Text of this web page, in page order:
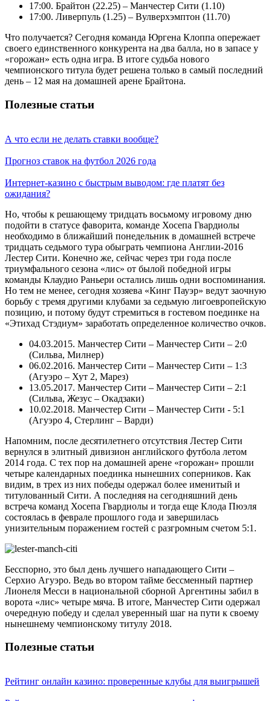
17:00. Брайтон (22.25) – Манчестер Сити (1.10)
17:00. Ливерпуль (1.25) – Вулверхэмптон (11.70)
Что получается? Сегодня команда Юргена Клоппа опережает
своего единственного конкурента на два балла, но в запасе у
«горожан» есть одна игра. В итоге судьба нового
чемпионского титула будет решена только в самый последний
день – 12 мая на домашней арене Брайтона.
Полезные статьи
А что если не делать ставки вообще?
Прогноз ставок на футбол 2026 года
Интернет-казино с быстрым выводом: где платят без
ожидания?
Но, чтобы к решающему тридцать восьмому игровому дню
подойти в статусе фаворита, команде Хосепа Гвардиолы
необходимо в ближайший понедельник в домашней встрече
тридцать седьмого тура обыграть чемпиона Англии-2016
Лестер Сити. Конечно же, сейчас через три года после
триумфального сезона «лис» от былой победной игры
команды Клаудио Раньери остались лишь одни воспоминания.
Но тем не менее, сегодня хозяева «Кинг Пауэр» ведут заочную
борьбу с тремя другими клубами за седьмую лигоевропейскую
позицию, и потому будут стремиться в гостевом поединке на
«Этихад Стэдиум» заработать определенное количество очков.
04.03.2015. Манчестер Сити – Манчестер Сити – 2:0
(Сильва, Милнер)
06.02.2016. Манчестер Сити – Манчестер Сити – 1:3
(Агуэро – Хут 2, Марез)
13.05.2017. Манчестер Сити – Манчестер Сити – 2:1
(Сильва, Жезус – Окадзаки)
10.02.2018. Манчестер Сити – Манчестер Сити - 5:1
(Агуэро 4, Стерлинг – Варди)
Напомним, после десятилетнего отсутствия Лестер Сити
вернулся в элитный дивизион английского футбола летом
2014 года. С тех пор на домашней арене «горожан» прошли
четыре календарных поединка нынешних соперников. Как
видим, в трех из них победы одержал более именитый и
титулованный Сити. А последняя на сегодняшний день
встреча команд Хосепа Гвардиолы и тогда еще Клода Пюэля
состоялась в феврале прошлого года и завершилась
унизительным поражением гостей с разгромным счетом 5:1.
Бесспорно, это был день лучшего нападающего Сити –
Серхио Агуэро. Ведь во втором тайме бессменный партнер
Лионеля Месси в национальной сборной Аргентины забил в
ворота «лис» четыре мяча. В итоге, Манчестер Сити одержал
очередную победу и сделал уверенный шаг на пути к своему
нынешнему чемпионскому титулу 2018.
Полезные статьи
Рейтинг онлайн казино: проверенные клубы для выигрышей